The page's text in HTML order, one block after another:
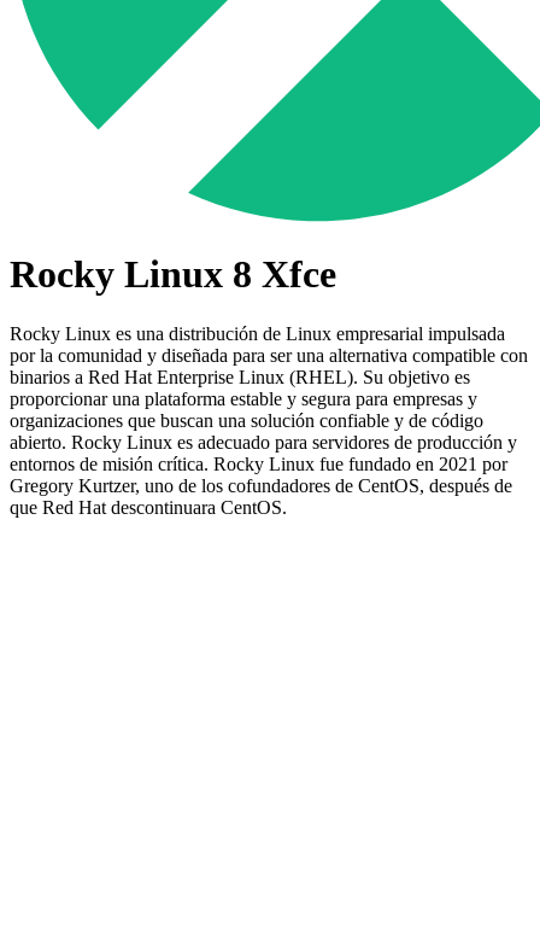
Rocky Linux 8 Xfce
Rocky Linux es una distribución de Linux empresarial impulsada
por la comunidad y diseñada para ser una alternativa compatible con
binarios a Red Hat Enterprise Linux (RHEL). Su objetivo es
proporcionar una plataforma estable y segura para empresas y
organizaciones que buscan una solución confiable y de código
abierto. Rocky Linux es adecuado para servidores de producción y
entornos de misión crítica. Rocky Linux fue fundado en 2021 por
Gregory Kurtzer, uno de los cofundadores de CentOS, después de
que Red Hat descontinuara CentOS.